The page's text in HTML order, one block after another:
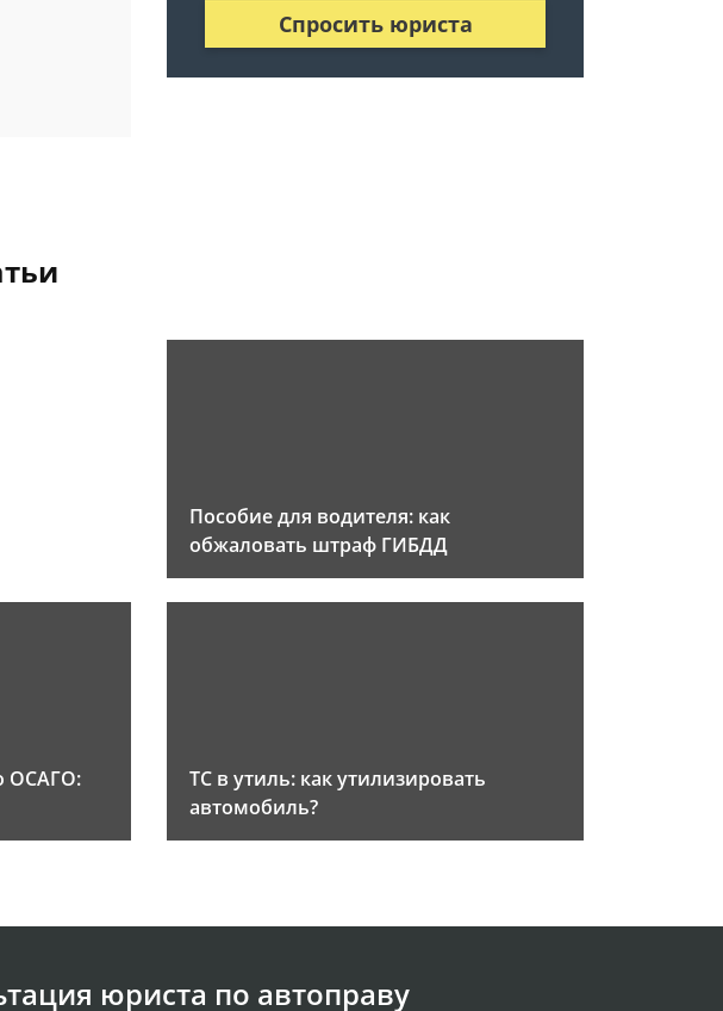
Спросить юриста
Пособие для водителя: как
обжаловать штраф ГИБДД
ОСАГО:
ТС в утиль: как утилизировать
автомобиль?
юриста по автоправу